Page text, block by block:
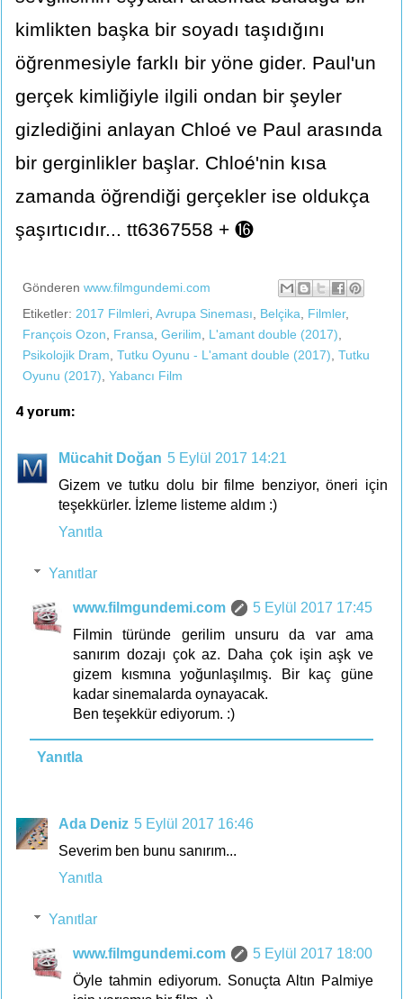
kimlikten başka bir soyadı taşıdığını
öğrenmesiyle farklı bir yöne gider. Paul'un
gerçek kimliğiyle ilgili ondan bir şeyler
gizlediğini anlayan Chloé ve Paul arasında
bir gerginlikler başlar. Chloé'nin kısa
zamanda öğrendiği gerçekler ise oldukça
şaşırtıcıdır... tt6367558 + ⓰
Gönderen www.filmgundemi.com
Etiketler: 2017 Filmleri Avrupa Sineması Belçika Filmler,
François Ozon
Fransa Gerilim L'amant double (2017)
Psikolojik Dram Tutku Oyunu - L'amant double (2017) Tutku
Oyunu (2017) Yabancı Film
4 yorum:
Mücahit Doğan 5 Eylül 2017 14:21
Gizem ve tutku dolu bir filme benziyor, öneri için
teşekkürler. İzleme listeme aldım :)
Yanıtla
Yanıtlar
www.filmgundemi.com
5 Eylül 2017 17:45
Filmin türünde gerilim unsuru da var ama
sanırım dozajı çok az. Daha çok işin aşk ve
gizem kısmına yoğunlaşılmış. Bir kaç güne
kadar sinemalarda oynayacak.
Ben teşekkür ediyorum. :)
Yanıtla
Ada Deniz 5 Eylül 2017 16:46
Severim ben bunu sanırım...
Yanıtla
Yanıtlar
www.filmgundemi.com
5 Eylül 2017 18:00
Öyle tahmin ediyorum. Sonuçta Altın Palmiye